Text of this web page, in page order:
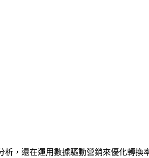
，還在運用數據驅動營銷來優化轉換